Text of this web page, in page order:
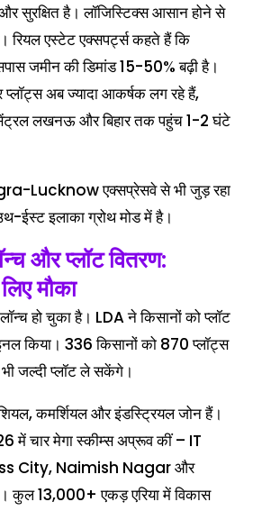
सुरक्षित है। लॉजिस्टिक्स आसान होने से
रियल एस्टेट एक्सपर्ट्स कहते हैं कि
जमीन की डिमांड 15-50% बढ़ी है।
प्लॉट्स अब ज्यादा आकर्षक लग रहे हैं,
सेंट्रल लखनऊ और बिहार तक पहुंच 1-2 घंटे
Lucknow एक्सप्रेसवे से भी जुड़ रहा
ईस्ट इलाका ग्रोथ मोड में है।
और प्लॉट वितरण:
मौका
हो चुका है। LDA ने किसानों को प्लॉट
किया। 336 किसानों को 870 प्लॉट्स
जल्दी प्लॉट ले सकेंगे।
कमर्शियल और इंडस्ट्रियल जोन हैं।
में चार मेगा स्कीम्स अप्रूव कीं – IT
City, Naimish Nagar और
13,000+ एकड़ एरिया में विकास